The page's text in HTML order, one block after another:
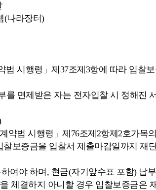
(나라장터)
법 시행령」제37조제3항에 따라 입찰
를 면제받은 자는 전자입찰 시 정해진
약법 시행령」제76조제2항제2호가목
보증금을 입찰서 제출마감일까지 재
여야 하며, 현금(자기앞수표 포함) 납
체결하지 아니할 경우 입찰보증금은